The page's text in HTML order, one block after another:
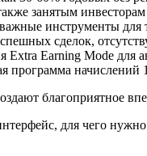
занятым
инструменты для
сделок,
Earning Mode для
программа
благоприятное
для чего